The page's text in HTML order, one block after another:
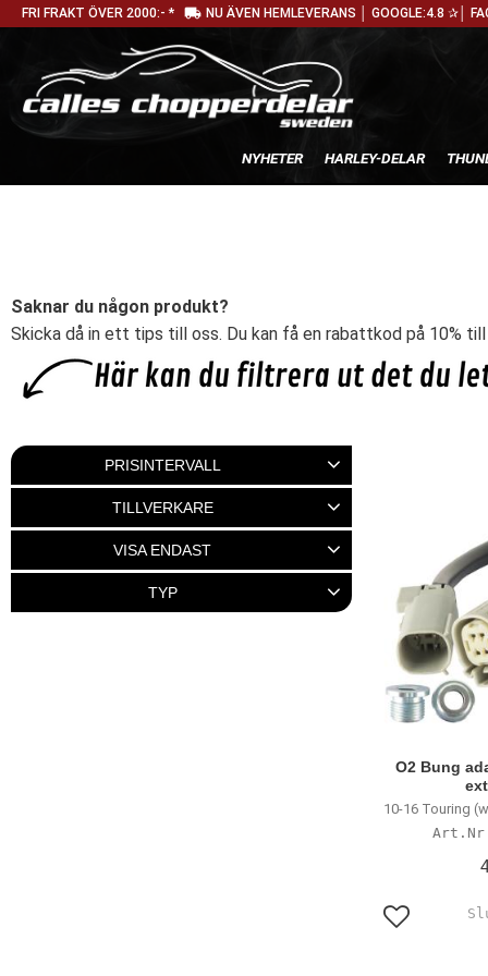
FRI FRAKT ÖVER 2000:- * local_shipping NU ÄVEN HEMLEVERANS │ GOOGLE:4.8 ✰│
NYHETER HARLEY-DELAR
Saknar du någon produkt?
Skicka då in ett tips till oss. Du kan få en rabattkod på 10%
PRISINTERVALL
95 1 635
TILLVERKARE
MCS 13 NAMZ 2
Visa fler
VISA ENDAST
TYP
O2 Bung
10-16 Touring
Lägg till i